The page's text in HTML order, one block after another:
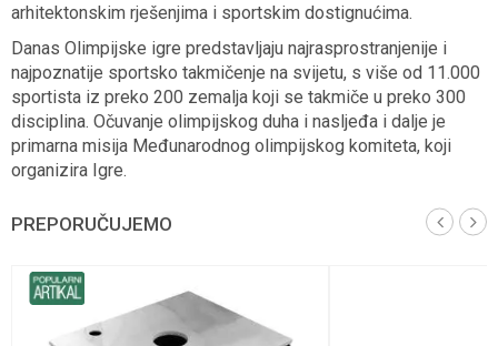
arhitektonskim rješenjima i sportskim dostignućima.
Danas Olimpijske igre predstavljaju najrasprostranjenije i
najpoznatije sportsko takmičenje na svijetu, s više od 11.000
sportista iz preko 200 zemalja koji se takmiče u preko 300
disciplina. Očuvanje olimpijskog duha i nasljeđa i dalje je
primarna misija Međunarodnog olimpijskog komiteta, koji
organizira Igre.
PREPORUČUJEMO